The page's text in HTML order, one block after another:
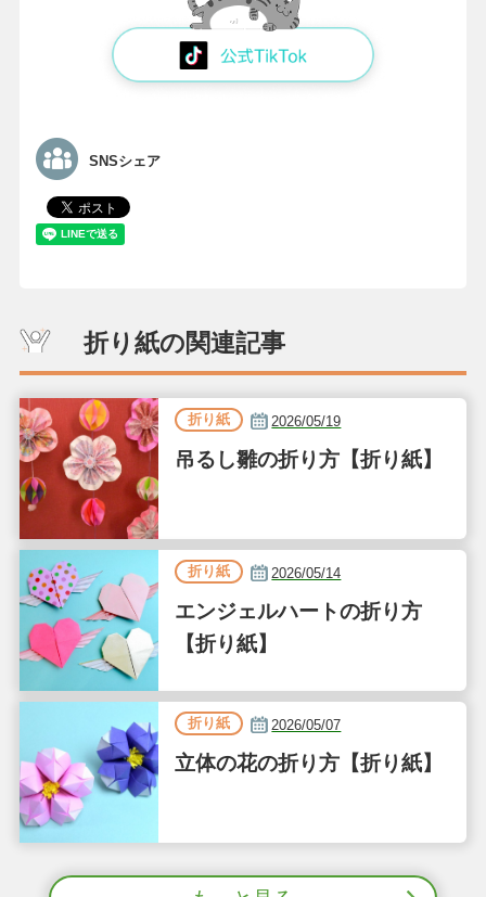
SNSシェア
折り紙の関連記事
折り紙 2026/05/19
吊るし雛の折り方【折り紙】
折り紙 2026/05/14
エンジェルハートの折り方
【折り紙】
折り紙 2026/05/07
立体の花の折り方【折り紙】